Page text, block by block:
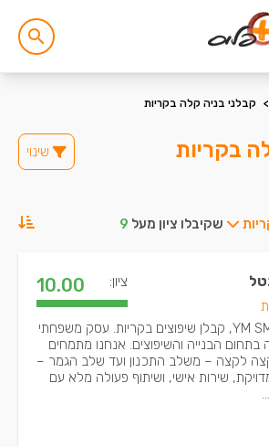
> קבלני בניה קלה בקריות
בקריות שינוי
שקיבלו ציון מעל 9
ציון: 10.00
אריה רוזנטל, YM SMART, קבלן שיפוצים בקריות. עסק משפחתי
של 18 שנה בתחום הבנייה והשיפוצים. אנחנו מתמחים
לקצה – משלב התכנון ועד שלב הגמר –
שירות אישי, ושיתוף פעולה מלא עם